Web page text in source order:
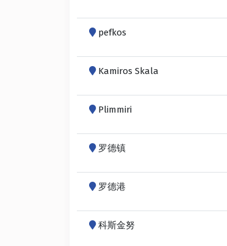
pefkos
Kamiros Skala
Plimmiri
罗德镇
罗德港
科斯金努